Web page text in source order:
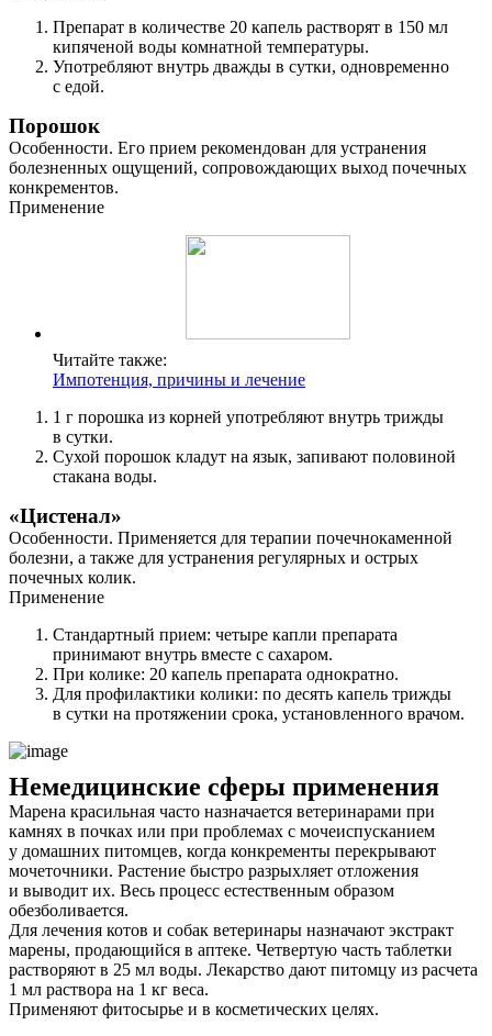
Препарат в количестве 20 капель растворят в 150 мл
кипяченой воды комнатной температуры.
Употребляют внутрь дважды в сутки, одновременно
с едой.
Порошок
Особенности. Его прием рекомендован для устранения
болезненных ощущений, сопровождающих выход почечных
конкрементов.
Применение
Читайте также:
Импотенция, причины и лечение
1 г порошка из корней употребляют внутрь трижды
в сутки.
Сухой порошок кладут на язык, запивают половиной
стакана воды.
«Цистенал»
Особенности. Применяется для терапии почечнокаменной
болезни, а также для устранения регулярных и острых
почечных колик.
Применение
Стандартный прием: четыре капли препарата
принимают внутрь вместе с сахаром.
При колике: 20 капель препарата однократно.
Для профилактики колики: по десять капель трижды
в сутки на протяжении срока, установленного врачом.
Немедицинские сферы применения
Марена красильная часто назначается ветеринарами при
камнях в почках или при проблемах с мочеиспусканием
у домашних питомцев, когда конкременты перекрывают
мочеточники. Растение быстро разрыхляет отложения
и выводит их. Весь процесс естественным образом
обезболивается.
Для лечения котов и собак ветеринары назначают экстракт
марены, продающийся в аптеке. Четвертую часть таблетки
растворяют в 25 мл воды. Лекарство дают питомцу из расчета
1 мл раствора на 1 кг веса.
Применяют фитосырье и в косметических целях.